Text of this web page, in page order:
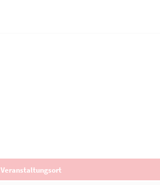
Veranstaltungsort